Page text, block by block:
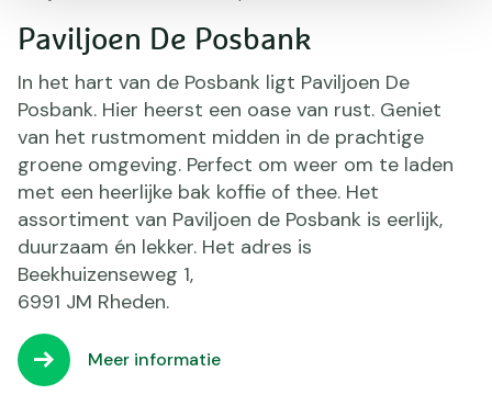
Paviljoen De Posbank
In het hart van de Posbank ligt Paviljoen De
Posbank. Hier heerst een oase van rust. Geniet
van het rustmoment midden in de prachtige
groene omgeving. Perfect om weer om te laden
met een heerlijke bak koffie of thee. Het
assortiment van Paviljoen de Posbank is eerlijk,
duurzaam én lekker. Het adres is
Beekhuizenseweg 1,
6991 JM Rheden.
Meer informatie